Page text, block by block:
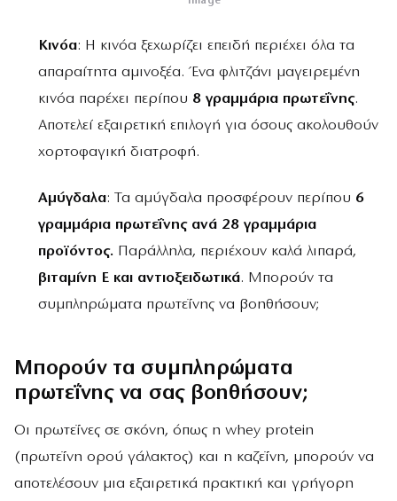
Κινόα: Η κινόα ξεχωρίζει επειδή περιέχει όλα τα
απαραίτητα αμινοξέα. Ένα φλιτζάνι μαγειρεμένη
κινόα παρέχει περίπου 8 γραμμάρια πρωτεΐνης.
Αποτελεί εξαιρετική επιλογή για όσους ακολουθούν
χορτοφαγική διατροφή.
Αμύγδαλα: Τα αμύγδαλα προσφέρουν περίπου 6
γραμμάρια πρωτεΐνης ανά 28 γραμμάρια
προϊόντος. Παράλληλα, περιέχουν καλά λιπαρά,
βιταμίνη Ε και αντιοξειδωτικά. Μπορούν τα
συμπληρώματα πρωτεΐνης να βοηθήσουν;
Μπορούν τα συμπληρώματα
πρωτεΐνης να σας βοηθήσουν;
Οι πρωτεΐνες σε σκόνη, όπως η whey protein
(πρωτεΐνη ορού γάλακτος) και η καζεΐνη, μπορούν να
αποτελέσουν μια εξαιρετικά πρακτική και γρήγορη